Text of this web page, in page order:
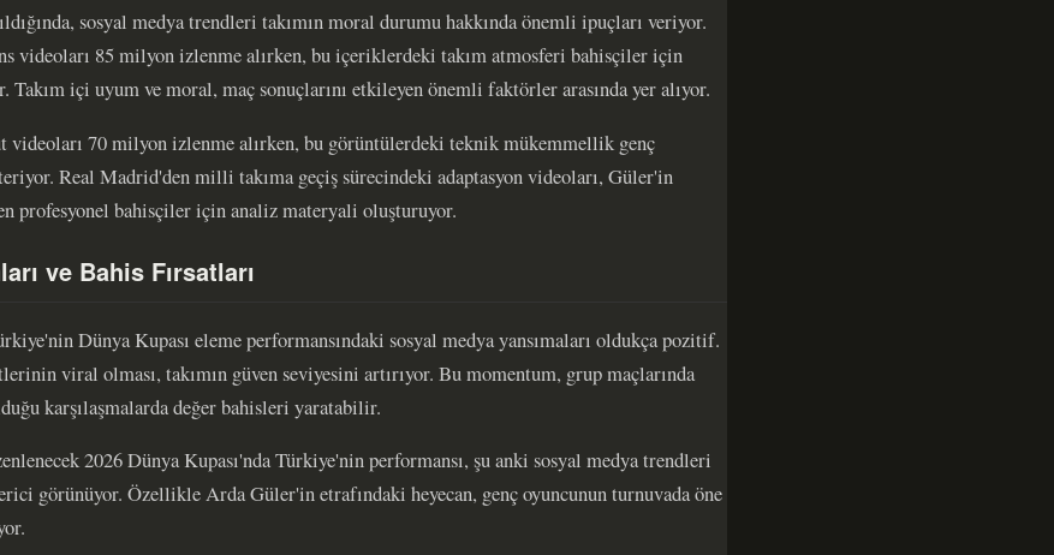
sosyal medya trendleri takımın moral durumu hakkında önemli ipuçları veriyor.
videoları 85 milyon izlenme alırken, bu içeriklerdeki takım atmosferi bahisçiler için
içi uyum ve moral, maç sonuçlarını etkileyen önemli faktörler arasında yer alıyor.
70 milyon izlenme alırken, bu görüntülerdeki teknik mükemmellik genç
Real Madrid'den milli takıma geçiş sürecindeki adaptasyon videoları, Güler'in
profesyonel bahisçiler için analiz materyali oluşturuyor.
ve Bahis Fırsatları
Dünya Kupası eleme performansındaki sosyal medya yansımaları oldukça pozitif.
viral olması, takımın güven seviyesini artırıyor. Bu momentum, grup maçlarında
karşılaşmalarda değer bahisleri yaratabilir.
2026 Dünya Kupası'nda Türkiye'nin performansı, şu anki sosyal medya trendleri
görünüyor. Özellikle Arda Güler'in etrafındaki heyecan, genç oyuncunun turnuvada öne